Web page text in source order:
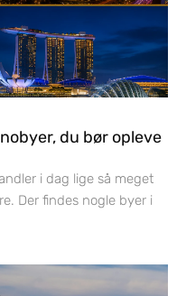
du bør opleve
i dag lige så meget
Der findes nogle byer i